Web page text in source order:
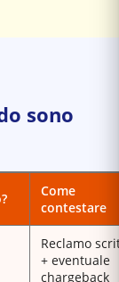
sono
Come
contestare
Reclamo
+ eventuale
chargeback